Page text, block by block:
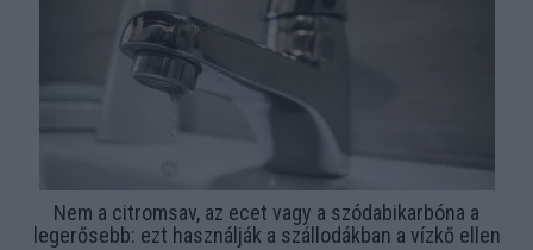
Nem a citromsav, az ecet vagy a szódabikarbóna a
legerősebb: ezt használják a szállodákban a vízkő ellen